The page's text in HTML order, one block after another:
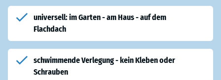
universell: im Garten - am Haus - auf dem
Flachdach
schwimmende Verlegung - kein Kleben oder
Schrauben